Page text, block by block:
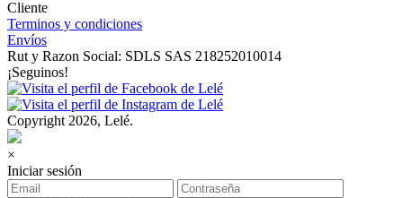
Cliente
Terminos y condiciones
Envíos
Rut y Razon Social: SDLS SAS 218252010014
¡Seguinos!
Copyright 2026, Lelé.
×
Iniciar sesión